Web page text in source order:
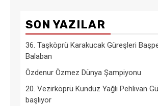
SON YAZILAR
36. Taşköprü Karakucak Güreşleri
Balaban
Özdenur Özmez Dünya Şampiyonu
20. Vezirköprü Kunduz Yağlı Pehlivan
başlıyor